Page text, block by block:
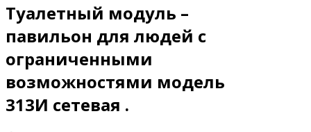
Туалетный модуль –
павильон для людей с
ограниченными
возможностями модель
313И сетевая .